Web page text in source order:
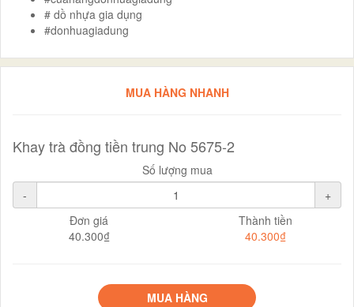
# dồ nhựa gia dụng
#donhuagiadung
MUA HÀNG NHANH
Khay trà đồng tiền trung No 5675-2
Số lượng mua
-
+
Đơn giá
40.300₫
Thành tiền
40.300₫
MUA HÀNG